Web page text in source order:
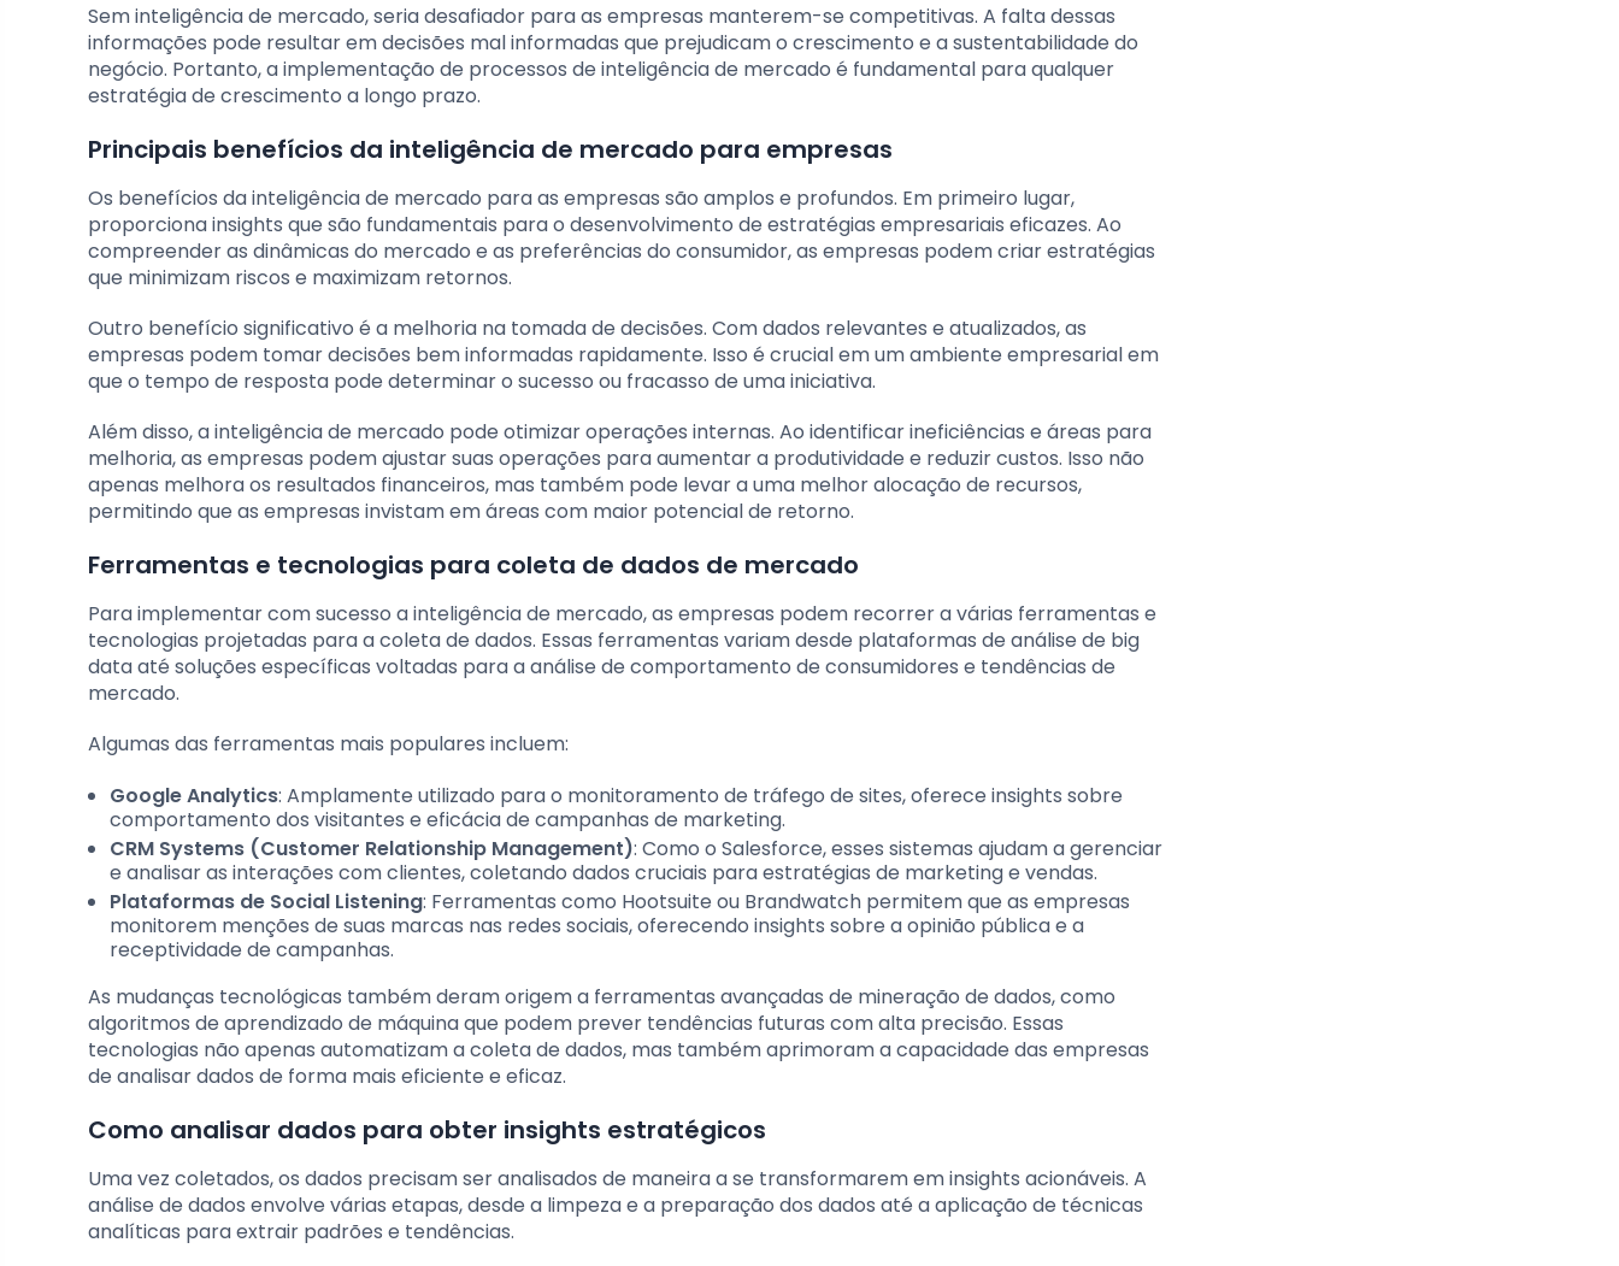
Sem inteligência de mercado, seria desafiador para as empresas manterem-se competitivas. A falta dessas
informações pode resultar em decisões mal informadas que prejudicam o crescimento e a sustentabilidade do
negócio. Portanto, a implementação de processos de inteligência de mercado é fundamental para qualquer
estratégia de crescimento a longo prazo.
Principais benefícios da inteligência de mercado para empresas
Os benefícios da inteligência de mercado para as empresas são amplos e profundos. Em primeiro lugar,
proporciona insights que são fundamentais para o desenvolvimento de estratégias empresariais eficazes. Ao
compreender as dinâmicas do mercado e as preferências do consumidor, as empresas podem criar estratégias
que minimizam riscos e maximizam retornos.
Outro benefício significativo é a melhoria na tomada de decisões. Com dados relevantes e atualizados, as
empresas podem tomar decisões bem informadas rapidamente. Isso é crucial em um ambiente empresarial em
que o tempo de resposta pode determinar o sucesso ou fracasso de uma iniciativa.
Além disso, a inteligência de mercado pode otimizar operações internas. Ao identificar ineficiências e áreas para
melhoria, as empresas podem ajustar suas operações para aumentar a produtividade e reduzir custos. Isso não
apenas melhora os resultados financeiros, mas também pode levar a uma melhor alocação de recursos,
permitindo que as empresas invistam em áreas com maior potencial de retorno.
Ferramentas e tecnologias para coleta de dados de mercado
Para implementar com sucesso a inteligência de mercado, as empresas podem recorrer a várias ferramentas e
tecnologias projetadas para a coleta de dados. Essas ferramentas variam desde plataformas de análise de big
data até soluções específicas voltadas para a análise de comportamento de consumidores e tendências de
mercado.
Algumas das ferramentas mais populares incluem:
Google Analytics: Amplamente utilizado para o monitoramento de tráfego de sites, oferece insights sobre
comportamento dos visitantes e eficácia de campanhas de marketing.
CRM Systems (Customer Relationship Management): Como o Salesforce, esses sistemas ajudam a gerenciar
e analisar as interações com clientes, coletando dados cruciais para estratégias de marketing e vendas.
Plataformas de Social Listening: Ferramentas como Hootsuite ou Brandwatch permitem que as empresas
monitorem menções de suas marcas nas redes sociais, oferecendo insights sobre a opinião pública e a
receptividade de campanhas.
As mudanças tecnológicas também deram origem a ferramentas avançadas de mineração de dados, como
algoritmos de aprendizado de máquina que podem prever tendências futuras com alta precisão. Essas
tecnologias não apenas automatizam a coleta de dados, mas também aprimoram a capacidade das empresas
de analisar dados de forma mais eficiente e eficaz.
Como analisar dados para obter insights estratégicos
Uma vez coletados, os dados precisam ser analisados de maneira a se transformarem em insights acionáveis. A
análise de dados envolve várias etapas, desde a limpeza e a preparação dos dados até a aplicação de técnicas
analíticas para extrair padrões e tendências.